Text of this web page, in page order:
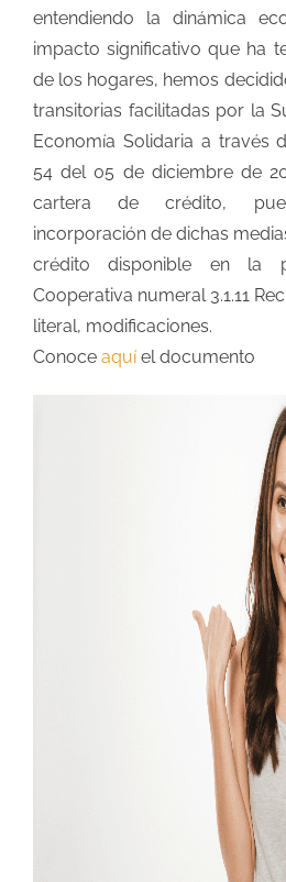
entendiendo la dinámica
impacto significativo que ha
de los hogares, hemos
transitorias facilitadas por la
Economía Solidaria a través
54 del 05 de diciembre de
cartera de crédito,
incorporación de dichas
crédito disponible en la
Cooperativa numeral 3.1.11
literal, modificaciones.
Conoce aquíel documento